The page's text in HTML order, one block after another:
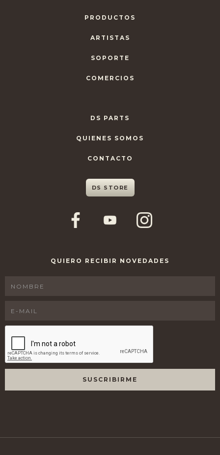
PRODUCTOS
ARTISTAS
SOPORTE
COMERCIOS
DS PARTS
QUIENES SOMOS
CONTACTO
DS STORE
QUIERO RECIBIR NOVEDADES